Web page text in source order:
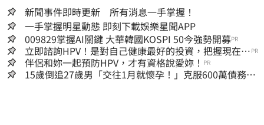
新聞事件即時更新 所有消息一手掌握！
一手掌握明星動態 即刻下載娛樂星聞APP
009829掌握AI關鍵 大華韓國KOSPI 50今強勢開募PR
立即諮詢HPV！是對自己健康最好的投資，把握現在不
嫌晚！
PR
伴侶和妳一起預防HPV，才有資格說愛妳！ PR
15歲倒追27歲男「交往1月就懷孕！」克服600萬債務